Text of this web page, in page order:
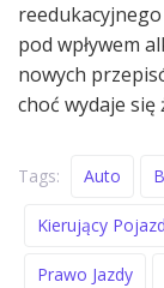
pod wpływem
nowych
choć wydaje
Tags: Auto
Kierujący
Prawo Jazdy